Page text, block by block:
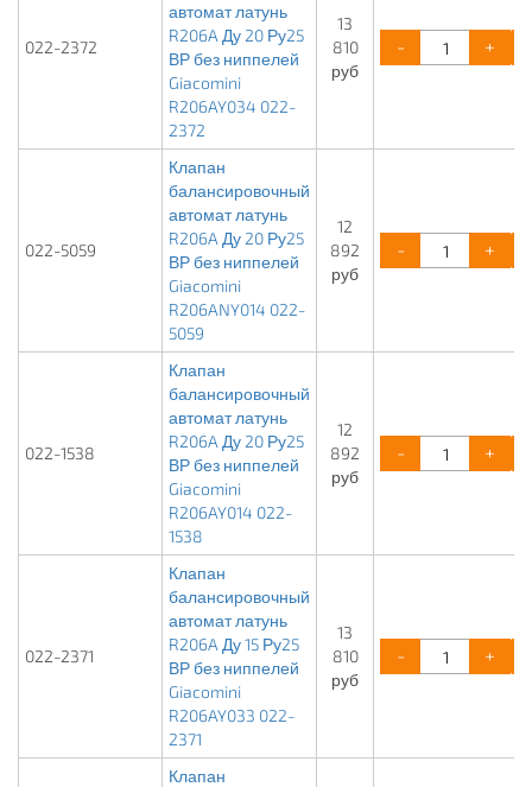
022-2372
автомат латунь
R206A Ду 20 Ру25
ВР без ниппелей
Giacomini
R206AY034 022-
2372
13
810
руб
- +
022-5059
Клапан
балансировочный
автомат латунь
R206A Ду 20 Ру25
ВР без ниппелей
Giacomini
R206ANY014 022-
5059
12
892
руб
- +
022-1538
Клапан
балансировочный
автомат латунь
R206A Ду 20 Ру25
ВР без ниппелей
Giacomini
R206AY014 022-
1538
12
892
руб
- +
022-2371
Клапан
балансировочный
автомат латунь
R206A Ду 15 Ру25
ВР без ниппелей
Giacomini
R206AY033 022-
2371
13
810
руб
- +
Клапан